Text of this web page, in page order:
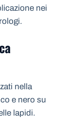
nei
nella
e nero su
lapidi.